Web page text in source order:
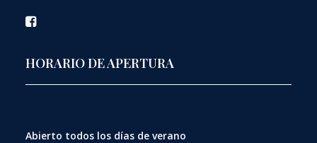
HORARIO DE APERTURA
Abierto todos los días de verano